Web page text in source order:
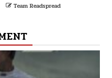
Team Readspread